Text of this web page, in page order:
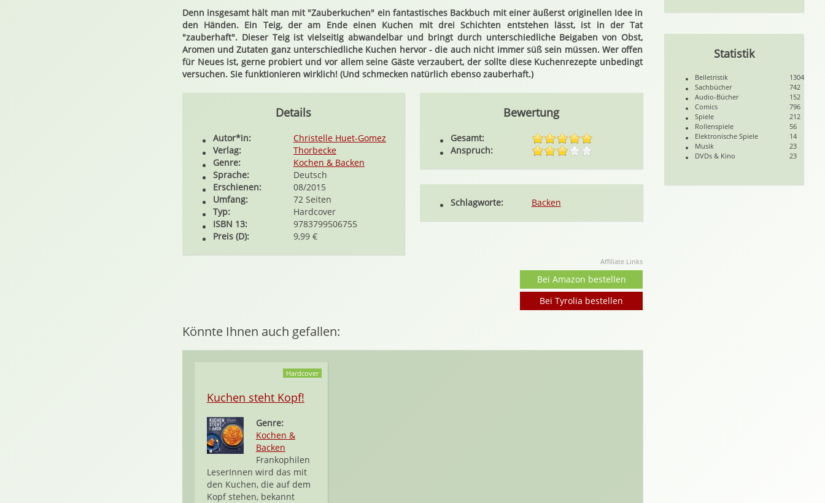
Denn insgesamt hält man mit "Zauberkuchen" ein fantastisches Backbuch mit einer äußerst originellen Idee in
den Händen. Ein Teig, der am Ende einen Kuchen mit drei Schichten entstehen lässt, ist in der Tat
"zauberhaft". Dieser Teig ist vielseitig abwandelbar und bringt durch unterschiedliche Beigaben von Obst,
Aromen und Zutaten ganz unterschiedliche Kuchen hervor - die auch nicht immer süß sein müssen. Wer offen
für Neues ist, gerne probiert und vor allem seine Gäste verzaubert, der sollte diese Kuchenrezepte unbedingt
versuchen. Sie funktionieren wirklich! (Und schmecken natürlich ebenso zauberhaft.)
Details
Autor*in:
Christelle Huet-Gomez
Verlag:
Thorbecke
Genre:
Kochen & Backen
Sprache:
Deutsch
Erschienen:
08/2015
Umfang:
72 Seiten
Typ:
Hardcover
ISBN 13:
9783799506755
Preis (D):
9,99 €
Bewertung
Gesamt:
Anspruch:
Schlagworte: Backen
Affiliate Links
Bei Amazon bestellen
Bei Tyrolia bestellen
Könnte Ihnen auch gefallen:
Hardcover
Kuchen steht Kopf!
Genre:
Kochen &
Backen
Frankophilen
LeserInnen wird das mit
den Kuchen, die auf dem
Kopf stehen, bekannt
Statistik
Belletristik
1304
Sachbücher
742
Audio-Bücher
152
Comics
796
Spiele
212
Rollenspiele
56
Elektronische Spiele
14
Musik
23
DVDs & Kino
23